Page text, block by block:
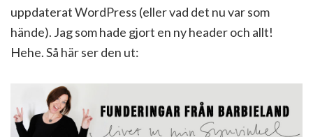
uppdaterat WordPress (eller vad det nu var som
hände). Jag som hade gjort en ny header och allt!
Hehe. Så här ser den ut: